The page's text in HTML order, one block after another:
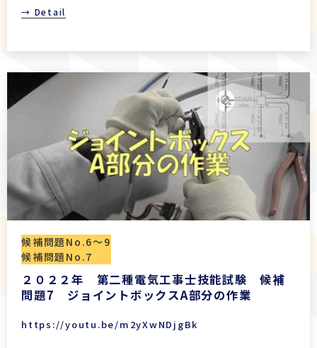
→ Detail
候補問題No.6〜9
候補問題No.7
２０２２年 第二種電気工事士技能試験 候補
問題7 ジョイントボックスA部分の作業
https://youtu.be/m2yXwNDjgBk